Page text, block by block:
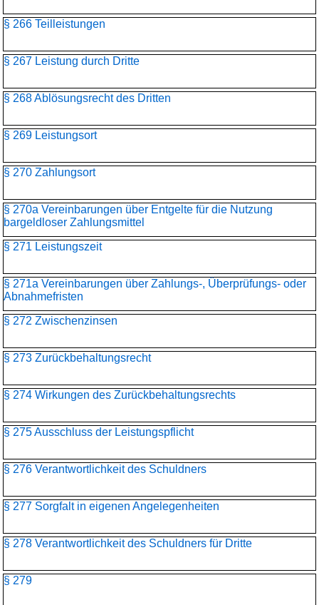
§ 266 Teilleistungen
§ 267 Leistung durch Dritte
§ 268 Ablösungsrecht des Dritten
§ 269 Leistungsort
§ 270 Zahlungsort
§ 270a Vereinbarungen über Entgelte für die Nutzung
bargeldloser Zahlungsmittel
§ 271 Leistungszeit
§ 271a Vereinbarungen über Zahlungs-, Überprüfungs- oder
Abnahmefristen
§ 272 Zwischenzinsen
§ 273 Zurückbehaltungsrecht
§ 274 Wirkungen des Zurückbehaltungsrechts
§ 275 Ausschluss der Leistungspflicht
§ 276 Verantwortlichkeit des Schuldners
§ 277 Sorgfalt in eigenen Angelegenheiten
§ 278 Verantwortlichkeit des Schuldners für Dritte
§ 279